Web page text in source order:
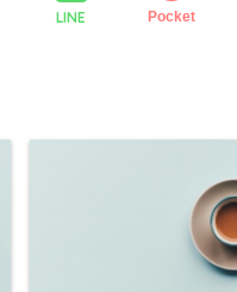
LINE Pocket